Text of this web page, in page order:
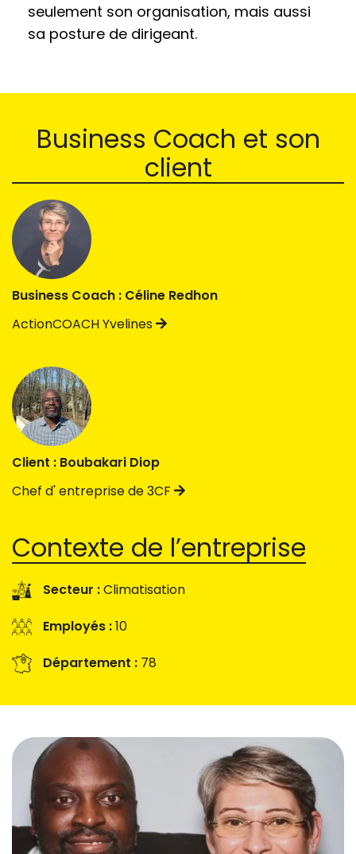
seulement son organisation, mais aussi
sa posture de dirigeant.
Business Coach et son
client
Business Coach : Céline Redhon
ActionCOACH Yvelines
Client : Boubakari Diop
Chef d' entreprise de 3CF
Contexte de l’entreprise
Secteur :Climatisation
Employés :10
Département : 78